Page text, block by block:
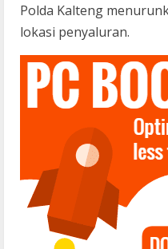
Polda Kalteng
lokasi penyaluran.